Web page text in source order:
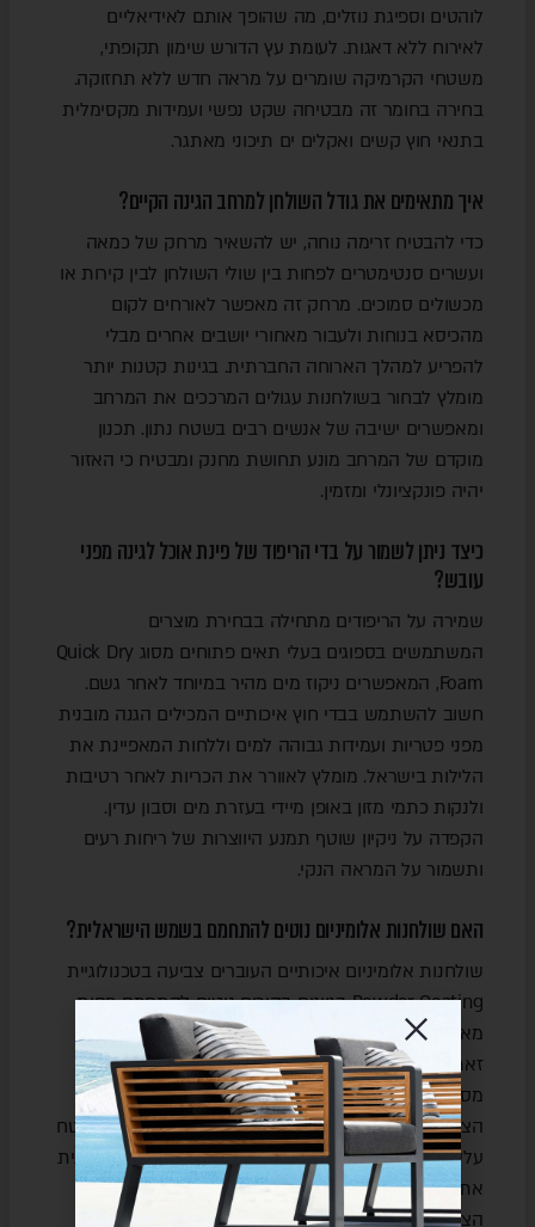
לוהטים וספיגת נוזלים, מה שהופך אותם לאידיאליים
לאירוח ללא דאגות. לעומת עץ הדורש שימון תקופתי,
משטחי הקרמיקה שומרים על מראה חדש ללא תחזוקה.
בחירה בחומר זה מבטיחה שקט נפשי ועמידות מקסימלית
בתנאי חוץ קשים ואקלים ים תיכוני מאתגר.
איך מתאימים את גודל השולחן למרחב הגינה הקיים?
כדי להבטיח זרימה נוחה, יש להשאיר מרחק של כמאה
ועשרים סנטימטרים לפחות בין שולי השולחן לבין קירות או
מכשולים סמוכים. מרחק זה מאפשר לאורחים לקום
מהכיסא בנוחות ולעבור מאחורי יושבים אחרים מבלי
להפריע למהלך הארוחה החברתית. בגינות קטנות יותר
מומלץ לבחור בשולחנות עגולים המרככים את המרחב
ומאפשרים ישיבה של אנשים רבים בשטח נתון. תכנון
מוקדם של המרחב מונע תחושת מחנק ומבטיח כי האזור
יהיה פונקציונלי ומזמין.
כיצד ניתן לשמור על בדי הריפוד של פינת אוכל לגינה מפני
עובש?
שמירה על הריפודים מתחילה בבחירת מוצרים
המשתמשים בספוגים בעלי תאים פתוחים מסוג Quick Dry
Foam, המאפשרים ניקוז מים מהיר במיוחד לאחר גשם.
חשוב להשתמש בבדי חוץ איכותיים המכילים הגנה מובנית
מפני פטריות ועמידות גבוהה למים וללחות המאפיינת את
הלילות בישראל. מומלץ לאוורר את הכריות לאחר רטיבות
ולנקות כתמי מזון באופן מיידי בעזרת מים וסבון עדין.
הקפדה על ניקיון שוטף תמנע היווצרות של ריחות רעים
ותשמור על המראה הנקי.
האם שולחנות אלומיניום נוטים להתחמם בשמש הישראלית?
שולחנות אלומיניום איכותיים העוברים צביעה בטכנולוגיית
Powder Coating בגוונים בהירים נוטים להתחמם פחות
מאשר רהיטי ברזל או פלסטיק כהה הסופגים קרינה. עם
זאת, כל חומר החשוף לשמש ישירה יתחמם במידה
מסוימת, ולכן מומלץ למקם את פינת האוכל תחת פתרון
הצללה קבוע או דינמי להגנה מקסימלית. שילוב של משטח
עליון מחומרים מבודדי חום כמו קרמיקה משפר משמעותית
את נוחות המגע ומאפשר שימוש ברהיטים גם בשעות
הצהריים. בחירה נכונה של מיקום היא המפתח.